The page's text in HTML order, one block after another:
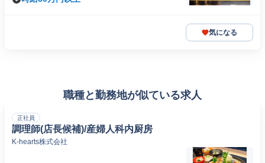
気になる
職種と勤務地が似ている求人
正社員
調理師(店長候補)/産婦人科内厨房
K-hearts株式会社